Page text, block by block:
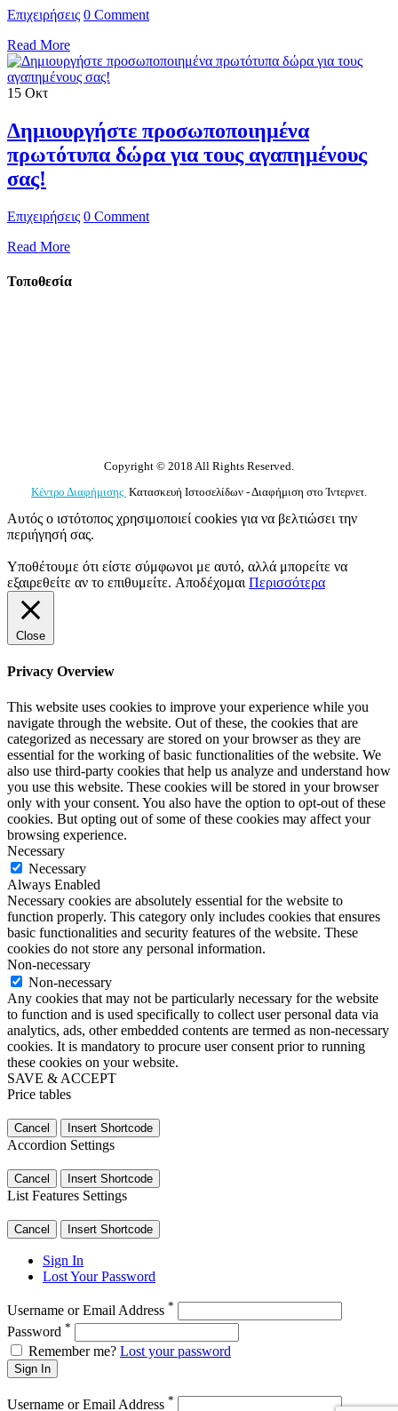
Επιχειρήσεις 0 Comment
Read More
15 Οκτ
Δημιουργήστε προσωποποιημένα
πρωτότυπα δώρα για τους αγαπημένους
σας!
Επιχειρήσεις 0 Comment
Read More
Τοποθεσία
Copyright © 2018 All Rights Reserved.
Κέντρο Διαφήμισης Κατασκευή Ιστοσελίδων - Διαφήμιση στο Ίντερνετ.
Αυτός ο ιστότοπος χρησιμοποιεί cookies για να βελτιώσει την
περιήγησή σας.
Υποθέτουμε ότι είστε σύμφωνοι με αυτό, αλλά μπορείτε να
εξαιρεθείτε αν το επιθυμείτε. Αποδέχομαι Περισσότερα
Close
Privacy Overview
This website uses cookies to improve your experience while you
navigate through the website. Out of these, the cookies that are
categorized as necessary are stored on your browser as they are
essential for the working of basic functionalities of the website. We
also use third-party cookies that help us analyze and understand how
you use this website. These cookies will be stored in your browser
only with your consent. You also have the option to opt-out of these
cookies. But opting out of some of these cookies may affect your
browsing experience.
Necessary
Necessary
Always Enabled
Necessary cookies are absolutely essential for the website to
function properly. This category only includes cookies that ensures
basic functionalities and security features of the website. These
cookies do not store any personal information.
Non-necessary
Non-necessary
Any cookies that may not be particularly necessary for the website
to function and is used specifically to collect user personal data via
analytics, ads, other embedded contents are termed as non-necessary
cookies. It is mandatory to procure user consent prior to running
these cookies on your website.
SAVE & ACCEPT
Price tables
Cancel Insert Shortcode
Accordion Settings
Cancel Insert Shortcode
List Features Settings
Cancel Insert Shortcode
Sign In
Lost Your Password
Username or Email Address *
Password *
Remember me? Lost your password
Sign In
Username or Email Address *